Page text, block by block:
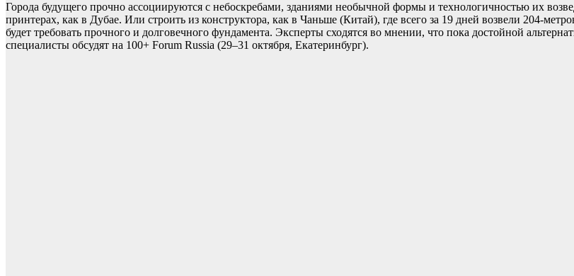
Города будущего прочно ассоциируются с небоскребами, зданиями необычной формы и технологичностью их
принтерах, как в Дубае. Или строить из конструктора, как в Чаньше (Китай), где всего за 19 дней возвели 204-
будет требовать прочного и долговечного фундамента. Эксперты сходятся во мнении, что пока достойной
специалисты обсудят на 100+ Forum Russia (29–31 октября, Екатеринбург).